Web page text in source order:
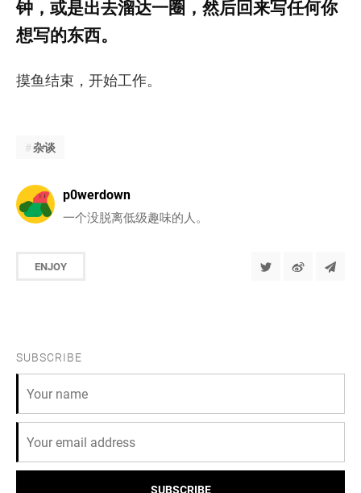
钟，或是出去溜达一圈，然后回来写任何你
想写的东西。
摸鱼结束，开始工作。
杂谈
p0werdown
一个没脱离低级趣味的人。
ENJOY
SUBSCRIBE
SUBSCRIBE